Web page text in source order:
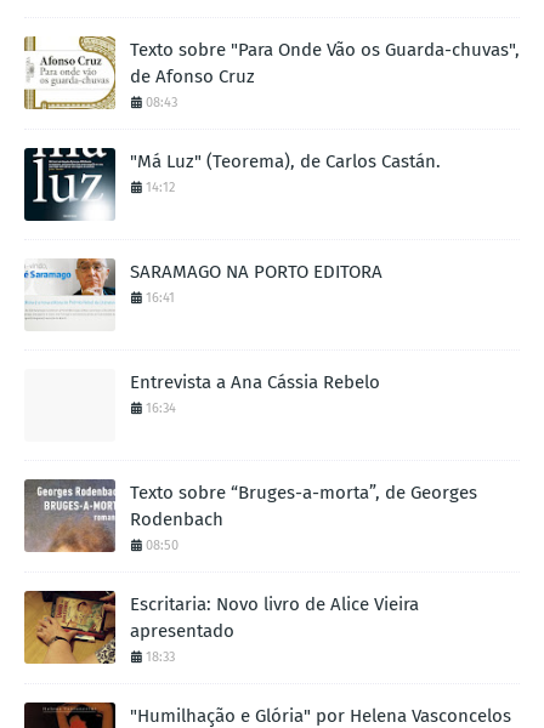
Texto sobre "Para Onde Vão os Guarda-chuvas",
de Afonso Cruz
08:43
"Má Luz" (Teorema), de Carlos Castán.
14:12
SARAMAGO NA PORTO EDITORA
16:41
Entrevista a Ana Cássia Rebelo
16:34
Texto sobre “Bruges-a-morta”, de Georges
Rodenbach
08:50
Escritaria: Novo livro de Alice Vieira
apresentado
18:33
"Humilhação e Glória" por Helena Vasconcelos